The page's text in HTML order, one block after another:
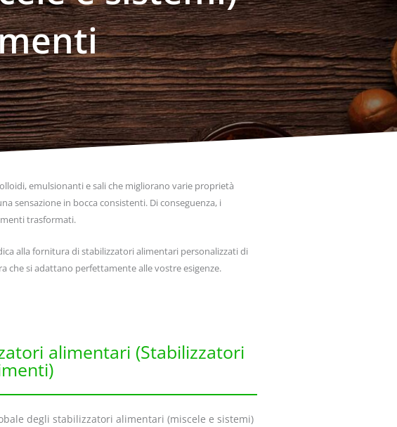
emulsionanti e sali che migliorano varie proprietà
sensazione in bocca consistenti. Di conseguenza, i
trasformati.
alla fornitura di stabilizzatori alimentari personalizzati di
si adattano perfettamente alle vostre esigenze.
alimentari (Stabilizzatori
degli stabilizzatori alimentari (miscele e sistemi)